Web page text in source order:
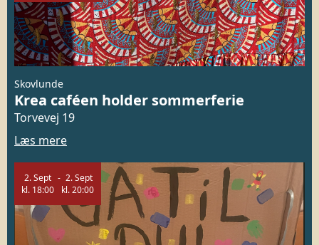
Skovlunde
Krea caféen holder sommerferie
Torvevej 19
Læs mere
2.Sept
kl. 18:00
2.Sept
kl.20:00